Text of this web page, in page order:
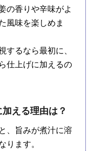
の香りや辛味がよ
風味を楽しめま
するなら最初に、
仕上げに加えるの
える理由は？
、旨みが煮汁に溶
ります。